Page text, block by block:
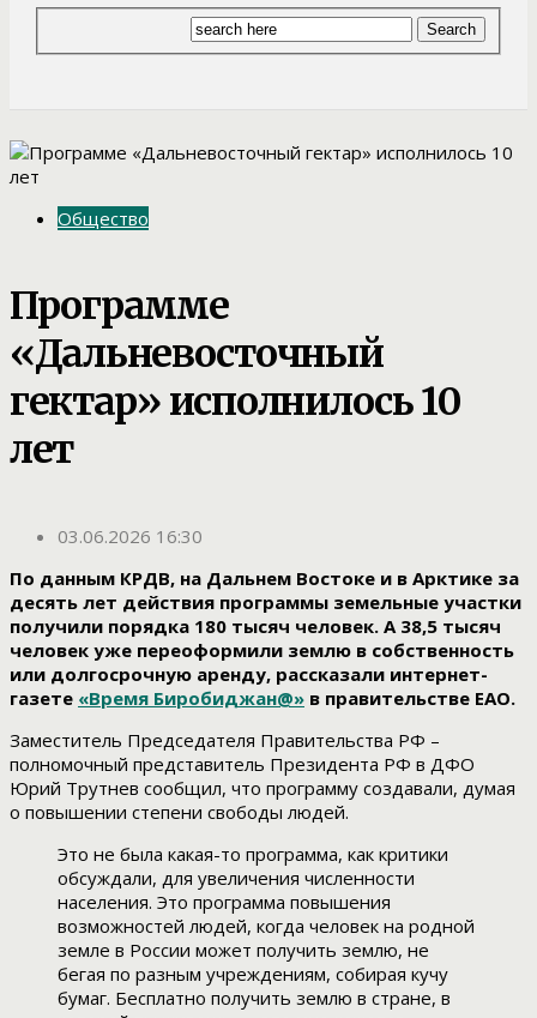
Общество
Программе
«Дальневосточный
гектар» исполнилось 10
лет
03.06.2026 16:30
По данным КРДВ, на Дальнем Востоке и в Арктике за
десять лет действия программы земельные участки
получили порядка 180 тысяч человек. А 38,5 тысяч
человек уже переоформили землю в собственность
или долгосрочную аренду, рассказали интернет-
газете «Время Биробиджан@» в правительстве ЕАО.
Заместитель Председателя Правительства РФ –
полномочный представитель Президента РФ в ДФО
Юрий Трутнев сообщил, что программу создавали, думая
о повышении степени свободы людей.
Это не была какая-то программа, как критики
обсуждали, для увеличения численности
населения. Это программа повышения
возможностей людей, когда человек на родной
земле в России может получить землю, не
бегая по разным учреждениям, собирая кучу
бумаг. Бесплатно получить землю в стране, в